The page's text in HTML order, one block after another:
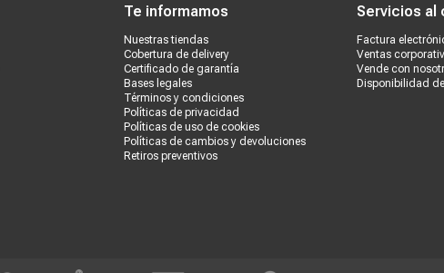
Te informamos
Nuestras tiendas
Cobertura de delivery
Certificado de garantía
Bases legales
Términos y condiciones
Políticas de privacidad
Políticas de uso de cookies
Políticas de cambios y devoluciones
Retiros preventivos
Servicios al
Factura
Ventas
Vende con
Disponibilidad